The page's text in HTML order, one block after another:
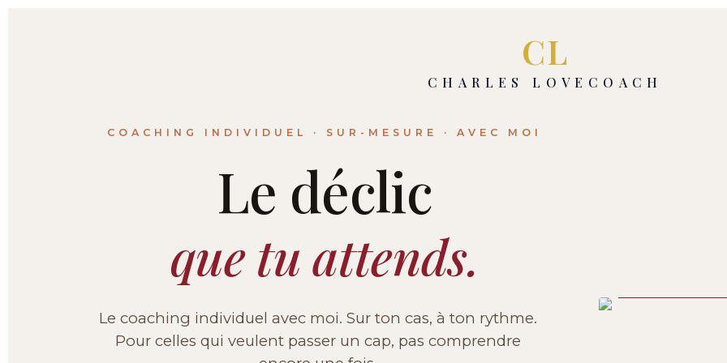
CL
CHARLES LOVECOACH
COACHING INDIVIDUEL · SUR-MESURE · AVEC MOI
Le déclic
que tu attends.
Le coaching individuel avec moi. Sur ton cas, à ton rythme.
Pour celles qui veulent passer un cap, pas comprendre